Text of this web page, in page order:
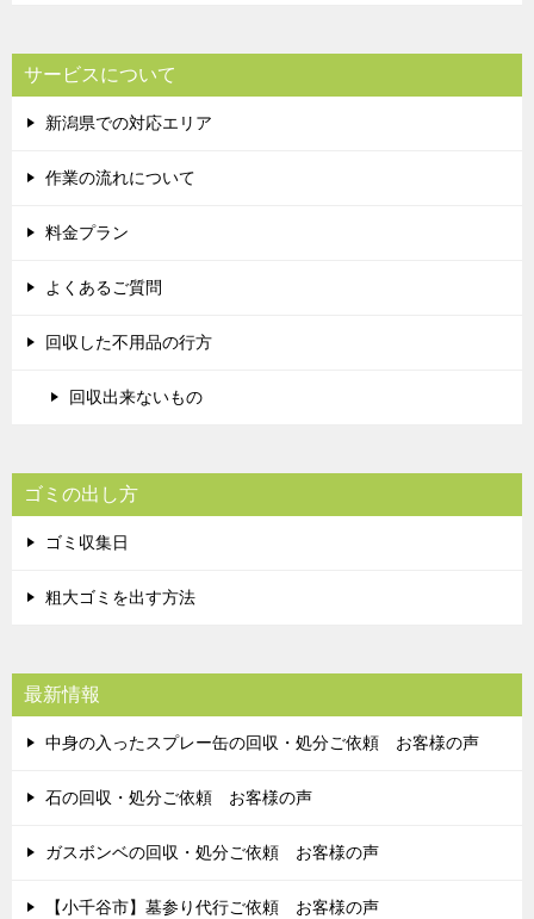
サービスについて
新潟県での対応エリア
作業の流れについて
料金プラン
よくあるご質問
回収した不用品の行方
回収出来ないもの
ゴミの出し方
ゴミ収集日
粗大ゴミを出す方法
最新情報
中身の入ったスプレー缶の回収・処分ご依頼 お客様の声
石の回収・処分ご依頼 お客様の声
ガスボンベの回収・処分ご依頼 お客様の声
【小千谷市】墓参り代行ご依頼 お客様の声